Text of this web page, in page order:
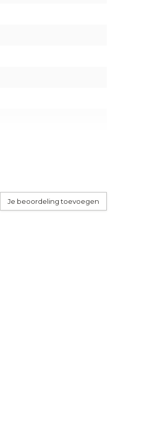
aan de waskommen.
nodig. Dagelijks even
keer per week even
een externe pakketdienst.
wordt dit door
bijtende vloeistoffen en
dit tast de coating aan
Je beoordeling toevoegen